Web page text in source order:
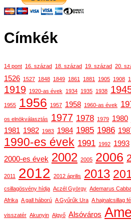
Címkék
14 pont 16. század 18. század 19. század 20.
1526 1527 1848 1849 1861 1881 1905 1908
1919 1920-as évek 1934 1935 1938
1955 1956 1957 1958 1960-as évek
os elnökválasztás 1977 1978 1979 1980
1981 1982 1983 1984 1985 1986
1990-es évek 1991 1992 1993
2000-es évek 2002 2005 2006
2011 2012 2012 április 2013
csillagösvény hídja Aczél György Ademarus
Afrika A gall háború A Gyűrűk Ura A hajnalcsillag
visszatér Akunyin Algyő Alsóváros